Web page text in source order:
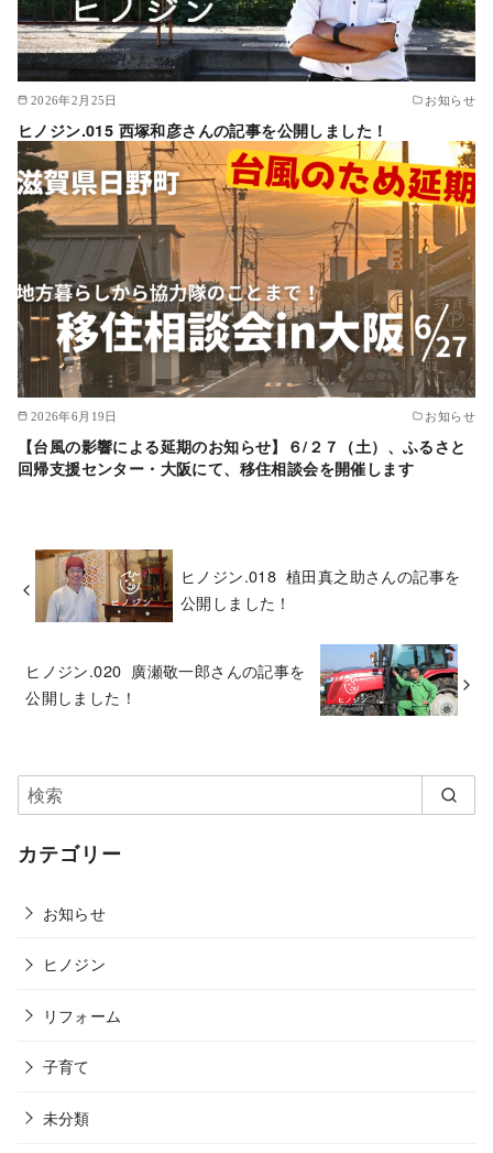
2026年2月25日 お知らせ
ヒノジン.015 西塚和彦さんの記事を公開しました！
2026年6月19日 お知らせ
【台風の影響による延期のお知らせ】６/２７（土）、ふるさと
回帰支援センター・大阪にて、移住相談会を開催します
ヒノジン.018 植田真之助さんの記事を
公開しました！
ヒノジン.020 廣瀬敬一郎さんの記事を
公開しました！
カテゴリー
お知らせ
ヒノジン
リフォーム
子育て
未分類